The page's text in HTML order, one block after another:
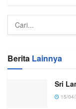
Berita Lainnya
Sri
15/